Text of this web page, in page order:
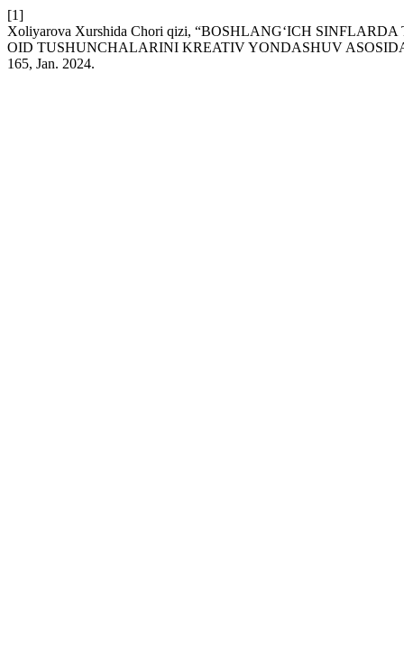
[1]
Xoliyarova Xurshida Chori qizi, “BOSHLANG‘ICH
OID TUSHUNCHALARINI KREATIV YONDASHUV
165, Jan. 2024.